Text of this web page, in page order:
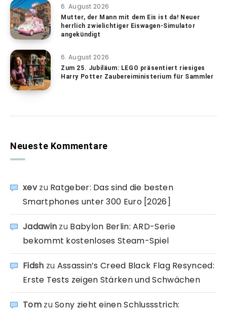
6. August 2026
Mutter, der Mann mit dem Eis ist da! Neuer
herrlich zwielichtiger Eiswagen-Simulator
angekündigt
6. August 2026
Zum 25. Jubiläum: LEGO präsentiert riesiges
Harry Potter Zaubereiministerium für Sammler
Neueste Kommentare
xevzu Ratgeber: Das sind die besten
Smartphones unter 300 Euro [2026]
Jadawin zu Babylon Berlin: ARD-Serie
bekommt kostenloses Steam-Spiel
Fidsh zu Assassin’s Creed Black Flag Resynced:
Erste Tests zeigen Stärken und Schwächen
TomzuSony zieht einen Schlussstrich: